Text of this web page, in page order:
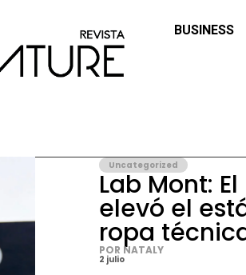
BUSINESS
Uncategorized
Lab Mont:
elevó el
ropa
POR NATALY
2 julio